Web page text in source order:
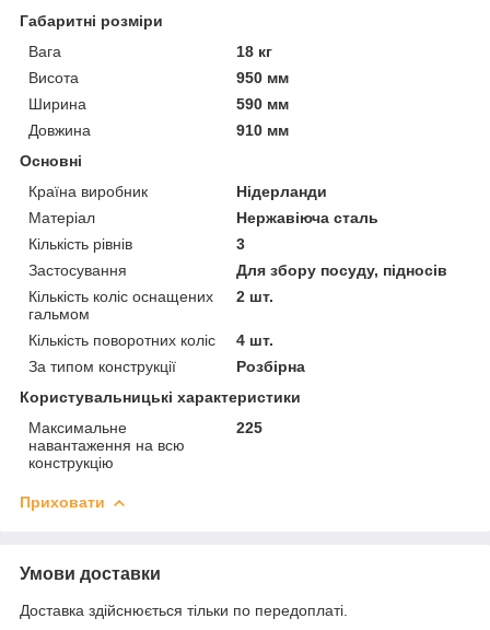
Габаритні розміри
Вага
18 кг
Висота
950 мм
Ширина
590 мм
Довжина
910 мм
Основні
Країна виробник
Нідерланди
Матеріал
Нержавіюча сталь
Кількість рівнів
3
Застосування
Для збору посуду, підносів
Кількість коліс оснащених
гальмом
2 шт.
Кількість поворотних коліс
4 шт.
За типом конструкції
Розбірна
Користувальницькі характеристики
Максимальне
навантаження на всю
конструкцію
225
Приховати
Умови доставки
Доставка здійснюється тільки по передоплаті.